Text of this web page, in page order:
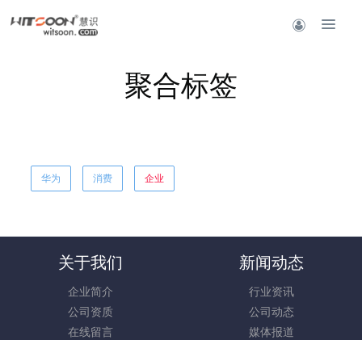
聚合标签
华为 消费 企业
关于我们
企业简介
公司资质
在线留言
新闻动态
行业资讯
公司动态
媒体报道